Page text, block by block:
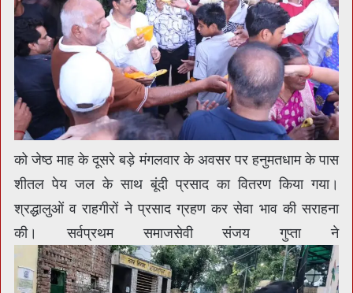
को जेष्ठ माह के दूसरे बड़े मंगलवार के अवसर पर हनुमतधाम के पास
शीतल पेय जल के साथ बूंदी प्रसाद का वितरण किया गया।
श्रद्धालुओं व राहगीरों ने प्रसाद ग्रहण कर सेवा भाव की सराहना
की। सर्वप्रथम समाजसेवी संजय गुप्ता ने